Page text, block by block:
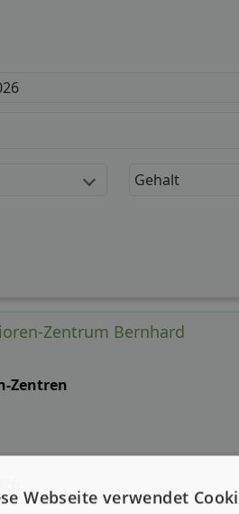
Gehalt
Zentrum Bernhard
Zentren
Webseite verwendet